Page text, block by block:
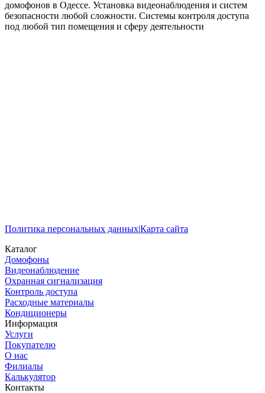
домофонов в Одессе. Установка видеонаблюдения и систем
безопасности любой сложности. Системы контроля доступа
под любой тип помещения и сферу деятельности
Политика персональных данных|Карта сайта
Каталог
Домофоны
Видеонаблюдение
Охранная сигнализация
Контроль доступа
Расходные материалы
Кондиционеры
Информация
Услуги
Покупателю
О нас
Филиалы
Калькулятор
Контакты